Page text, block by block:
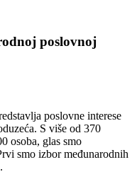
poslovnoj
poslovne interese
S više od 370
osoba, glas smo
smo izbor međunarodnih